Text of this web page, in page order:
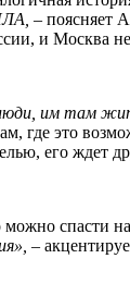
– поясняет
и Москва
им там
где это
его ждет
спасти
–